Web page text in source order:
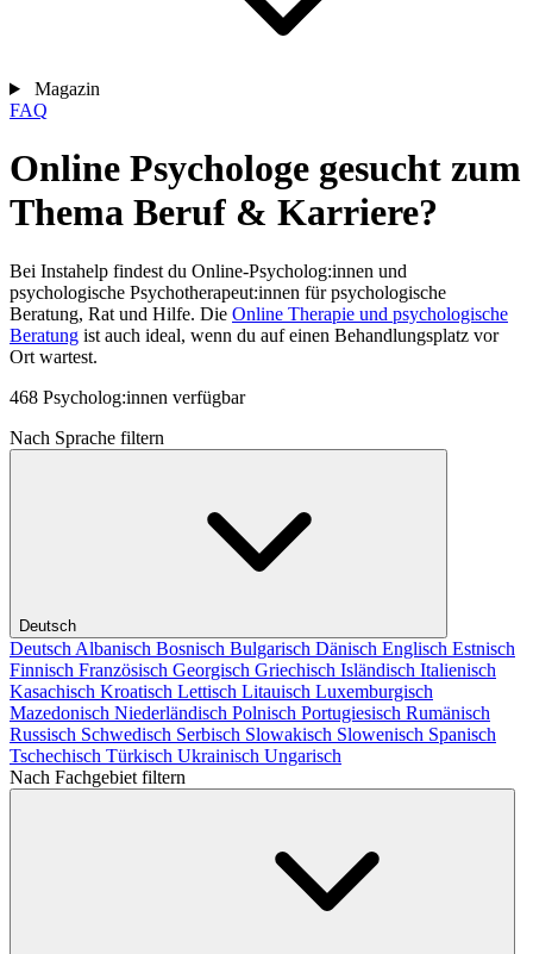
Magazin
FAQ
Online Psychologe gesucht zum
Thema Beruf & Karriere?
Bei Instahelp findest du Online-Psycholog:innen und
psychologische Psychotherapeut:innen für psychologische
Beratung, Rat und Hilfe. Die Online Therapie und psychologische
Beratung ist auch ideal, wenn du auf einen Behandlungsplatz vor
Ort wartest.
468 Psycholog:innen verfügbar
Nach Sprache filtern
Deutsch
Deutsch Albanisch Bosnisch Bulgarisch Dänisch Englisch Estnisch
Finnisch Französisch Georgisch Griechisch Isländisch Italienisch
Kasachisch Kroatisch Lettisch Litauisch Luxemburgisch
Mazedonisch Niederländisch Polnisch Portugiesisch Rumänisch
Russisch Schwedisch Serbisch Slowakisch Slowenisch Spanisch
Tschechisch Türkisch Ukrainisch Ungarisch
Nach Fachgebiet filtern